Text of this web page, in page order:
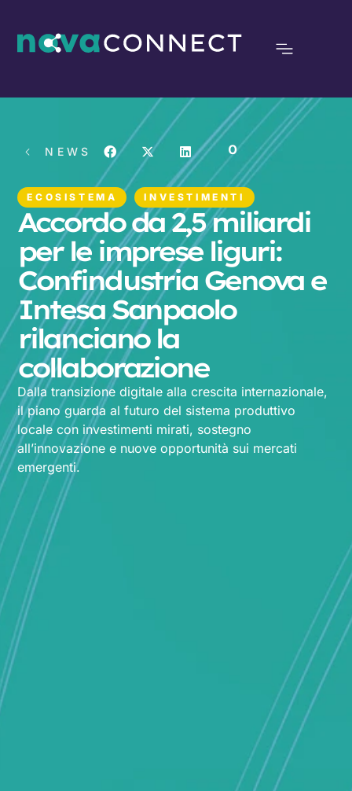
NEWS 0
ECOSISTEMA INVESTIMENTI
Accordo da 2,5 miliardi
per le imprese liguri:
Confindustria Genova e
Intesa Sanpaolo
rilanciano la
collaborazione
Dalla transizione digitale alla crescita internazionale,
il piano guarda al futuro del sistema produttivo
locale con investimenti mirati, sostegno
all’innovazione e nuove opportunità sui mercati
emergenti.